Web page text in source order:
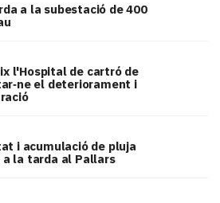
a la subestació de 400
l'Hospital de cartró de
el deteriorament i
i acumulació de pluja
la tarda al Pallars